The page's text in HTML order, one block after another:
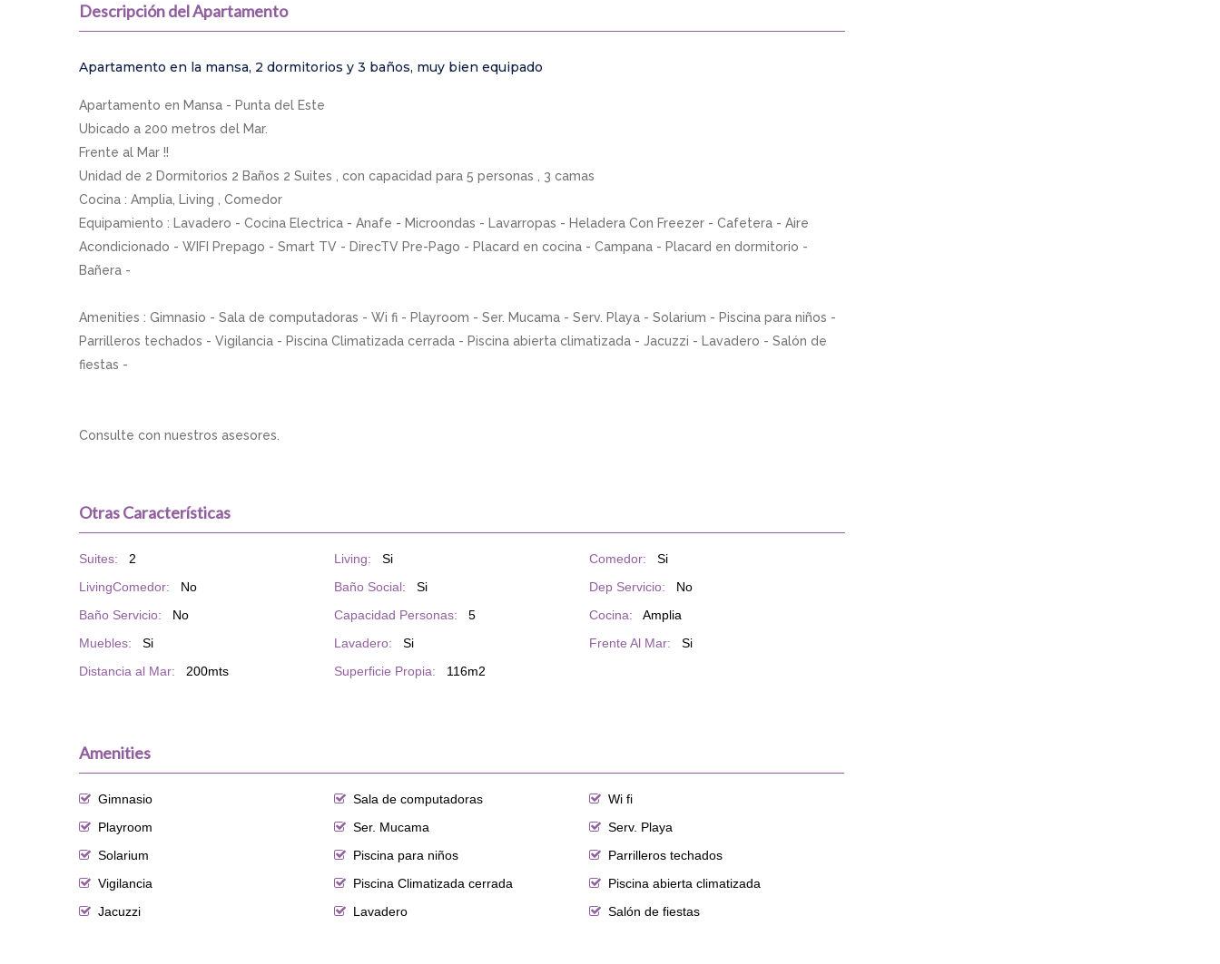
Descripción del Apartamento
Apartamento en la mansa, 2 dormitorios y 3 baños, muy bien equipado
Apartamento en Mansa - Punta del Este
Ubicado a 200 metros del Mar.
Frente al Mar !!
Unidad de 2 Dormitorios 2 Baños 2 Suites , con capacidad para 5 personas , 3 camas
Cocina : Amplia, Living , Comedor
Equipamiento : Lavadero - Cocina Electrica - Anafe - Microondas - Lavarropas - Heladera Con Freezer - Cafetera - Aire
Acondicionado - WIFI Prepago - Smart TV - DirecTV Pre-Pago - Placard en cocina - Campana - Placard en dormitorio -
Bañera -
Amenities : Gimnasio - Sala de computadoras - Wi fi - Playroom - Ser. Mucama - Serv. Playa - Solarium - Piscina para niños -
Parrilleros techados - Vigilancia - Piscina Climatizada cerrada - Piscina abierta climatizada - Jacuzzi - Lavadero - Salón de
fiestas -
Consulte con nuestros asesores.
Otras Características
Suites: 2 Living: Si Comedor:
Si
LivingComedor:
No Baño Social: Si Dep Servicio:
No
Baño Servicio:
No Capacidad Personas: 5 Cocina:
Amplia
Muebles:
Si Lavadero: Si Frente Al Mar:
Si
Distancia al Mar:
200mts Superficie Propia: 116m2
Amenities
Gimnasio Sala de computadoras
Wi fi
Playroom
Ser. Mucama
Serv. Playa
Solarium
Piscina para niños
Parrilleros techados
Vigilancia
Piscina Climatizada cerrada
Piscina abierta climatizada
Jacuzzi
Lavadero Salón de fiestas